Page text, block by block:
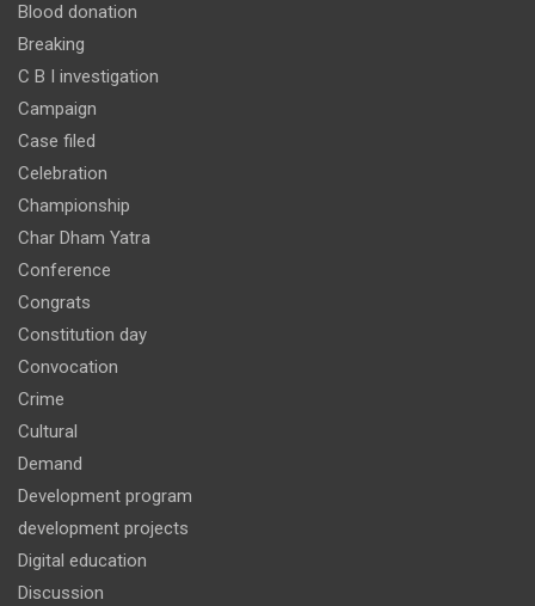
Blood donation
Breaking
C B I investigation
Campaign
Case filed
Celebration
Championship
Char Dham Yatra
Conference
Congrats
Constitution day
Convocation
Crime
Cultural
Demand
Development program
development projects
Digital education
Discussion